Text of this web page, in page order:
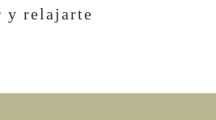
y relajarte